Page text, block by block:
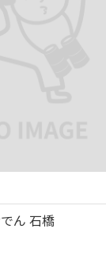
ん 石橋